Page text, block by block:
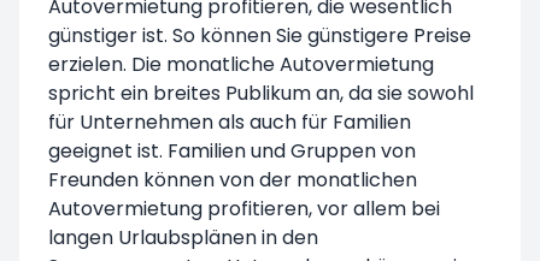
Autovermietung profitieren, die wesentlich
günstiger ist. So können Sie günstigere Preise
erzielen. Die monatliche Autovermietung
spricht ein breites Publikum an, da sie sowohl
für Unternehmen als auch für Familien
geeignet ist. Familien und Gruppen von
Freunden können von der monatlichen
Autovermietung profitieren, vor allem bei
langen Urlaubsplänen in den